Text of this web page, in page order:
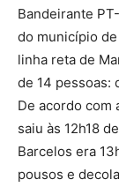
Bandeirante
do município
linha reta de
de 14 pessoas:
De acordo com
saiu às 12h18
Barcelos era
pousos e